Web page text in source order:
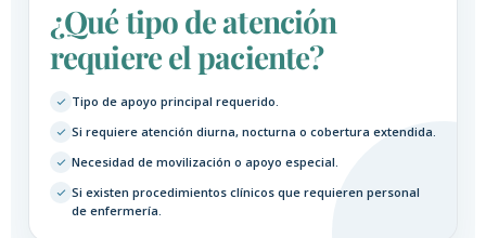
¿Qué tipo de atención
requiere el paciente?
Tipo de apoyo principal requerido.
Si requiere atención diurna, nocturna o cobertura extendida.
Necesidad de movilización o apoyo especial.
Si existen procedimientos clínicos que requieren personal
de enfermería.